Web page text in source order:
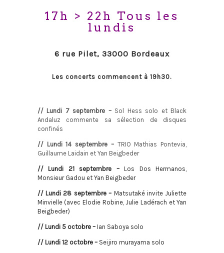
17h > 22h Tous les
lundis
6 rue Pilet, 33000 Bordeaux
Les concerts commencent à 19h30.
// Lundi 7 septembre – Sol Hess solo et Black
Andaluz commente sa sélection de disques
confinés
// Lundi 14 septembre – TRIO Mathias Pontevia,
Guillaume Laidain et Yan Beigbeder
// Lundi 21 septembre –Los Dos Hermanos,
Monsieur Gadou et Yan Beigbeder
// Lundi 28 septembre – Matsutaké invite Juliette
Minvielle (avec Elodie Robine, Julie Ladérach et Yan
Beigbeder)
// Lundi 5 octobre – Ian Saboya solo
// Lundi 12 octobre – Seijiro murayama solo